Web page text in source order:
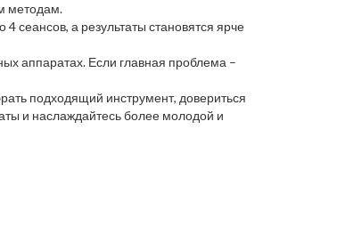
методам.
сеансов, а результаты становятся ярче
аппаратах. Если главная проблема –
подходящий инструмент, довериться
и наслаждайтесь более молодой и